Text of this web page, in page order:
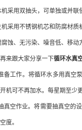
用双抽头，可单独或并联使
用不锈钢机芯和防腐材质机
、无污染、噪音低、移动
跟大家分享一下循环水真
工作。将循环水多用真空泵
机可不再加水。每星期至少
空作业。将需要抽真空的设
度。